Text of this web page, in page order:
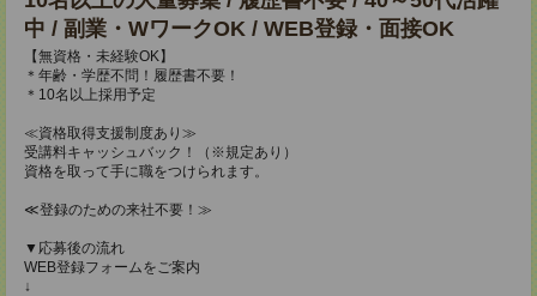
中 / 副業・WワークOK / WEB登録・面接OK
【無資格・未経験OK】
＊年齢・学歴不問！履歴書不要！
＊10名以上採用予定
≪資格取得支援制度あり≫
受講料キャッシュバック！（※規定あり）
資格を取って手に職をつけられます。
≪登録のための来社不要！≫
▼応募後の流れ
WEB登録フォームをご案内
↓